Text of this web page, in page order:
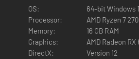
OS:
64-bit Windows
Processor:
AMD Ryzen 7
Memory:
16 GB RAM
Graphics:
AMD Radeon
DirectX:
Version 12